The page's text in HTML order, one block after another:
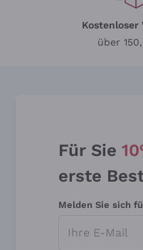
Kostenloser
über
Für Sie
erste
Melden Sie sich